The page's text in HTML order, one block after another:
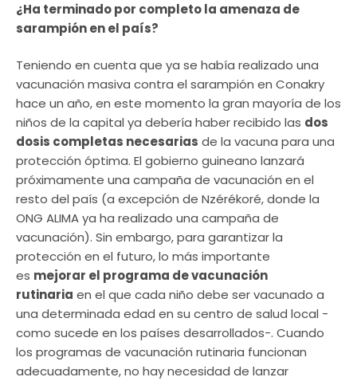
¿Ha terminado por completo la amenaza de
sarampión en el país?
Teniendo en cuenta que ya se había realizado una
vacunación masiva contra el sarampión en Conakry
hace un año, en este momento la gran mayoría de los
niños de la capital ya debería haber recibido las dos
dosis completas necesarias de la vacuna para una
protección óptima. El gobierno guineano lanzará
próximamente una campaña de vacunación en el
resto del país (a excepción de Nzérékoré, donde la
ONG ALIMA ya ha realizado una campaña de
vacunación). Sin embargo, para garantizar la
protección en el futuro, lo más importante
es mejorar el programa de vacunación
rutinaria en el que cada niño debe ser vacunado a
una determinada edad en su centro de salud local -
como sucede en los países desarrollados-. Cuando
los programas de vacunación rutinaria funcionan
adecuadamente, no hay necesidad de lanzar